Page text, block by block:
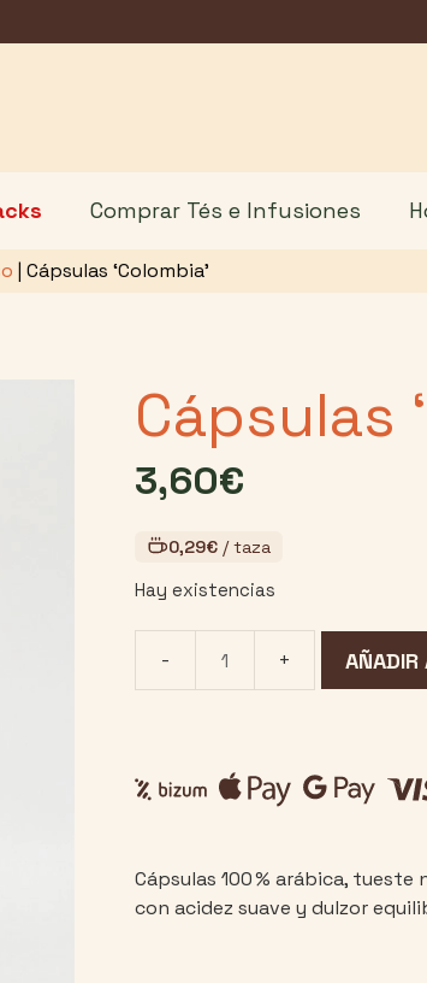
Comprar Tés e Infusiones
| Cápsulas ‘Colombia’
Cápsulas
3,60€
0,29€/ taza
Hay existencias
AÑADIR
Cápsulas 100 % arábica,
con acidez suave y dulzor